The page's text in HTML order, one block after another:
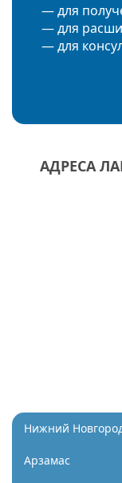
— для
— для
— для
АДРЕСА
Нижний
Арзамас